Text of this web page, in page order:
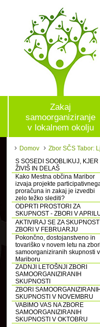
Zakaj
samoorganiziranje
v lokalnem okolju
Domov
Zbor SČS Tabor:
S SOSEDI SOOBLIKUJ, KJER
ŽIVIŠ IN DELAŠ
Kako Mestna občina Maribor
izvaja projekte
proračuna in zakaj je izvedbi
zelo težko slediti?
ODPRTI PROSTORI ZA
SKUPNOST - ZBORI V
AKTIVIRAJ SE ZA
ZBORI V FEBRUARJU
Pokončno, dostojanstveno in
tovariško v novem letu na
samoorganiziranih skupnosti v
Mariboru
ZADNJI LETOŠNJI ZBORI
SAMOORGANIZIRANIH
SKUPNOSTI
ZBORI SAMOORGANIZIRANIH
SKUPNOSTI V NOVEMBRU
VABIMO VAS NA ZBORE
SAMOORGANIZIRANIH
SKUPNOSTI V OKTOBRU